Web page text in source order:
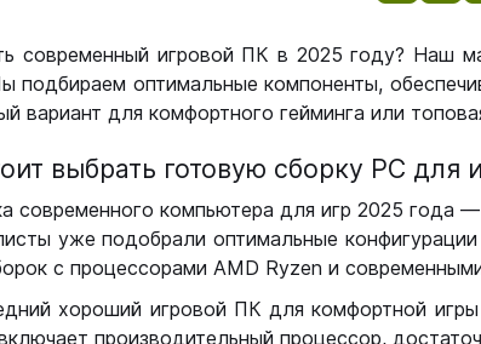
современный игровой ПК в 2025 году? Наш
подбираем оптимальные компоненты,
вариант для комфортного гейминга или
выбрать готовую сборку РС для
современного компьютера для игр 2025
уже подобрали оптимальные
с процессорами AMD Ryzen и
хороший игровой ПК для комфортной
производительный процессор,